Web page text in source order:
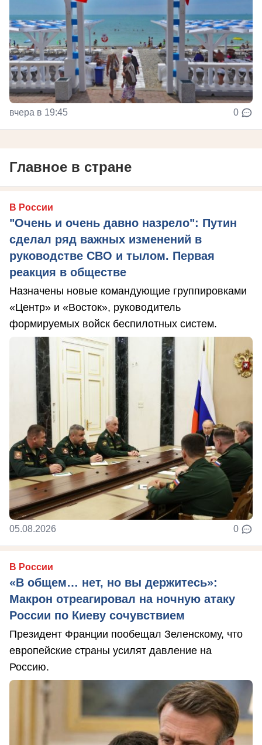
вчера в 19:45 0
Главное в стране
В России
"Очень и очень давно назрело": Путин
сделал ряд важных изменений в
руководстве СВО и тылом. Первая
реакция в обществе
Назначены новые командующие группировками
«Центр» и «Восток», руководитель
формируемых войск беспилотных систем.
05.08.2026 0
В России
«В общем… нет, но вы держитесь»:
Макрон отреагировал на ночную атаку
России по Киеву сочувствием
Президент Франции пообещал Зеленскому, что
европейские страны усилят давление на
Россию.